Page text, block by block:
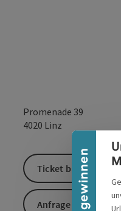
Banner einklappen
Promenade 39
4020 Linz
Ticket buchen
Anfrage senden